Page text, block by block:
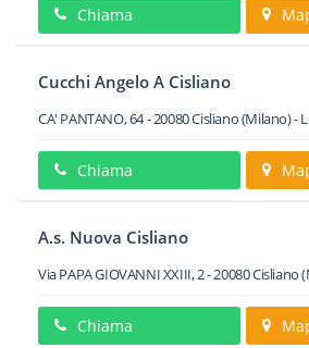
Chiama
Cucchi Angelo A Cisliano
CA' PANTANO, 64-20080Cisliano(Milano) -
Chiama
A.s. Nuova Cisliano
Via PAPA GIOVANNI XXIII, 2-20080Cisliano
Chiama